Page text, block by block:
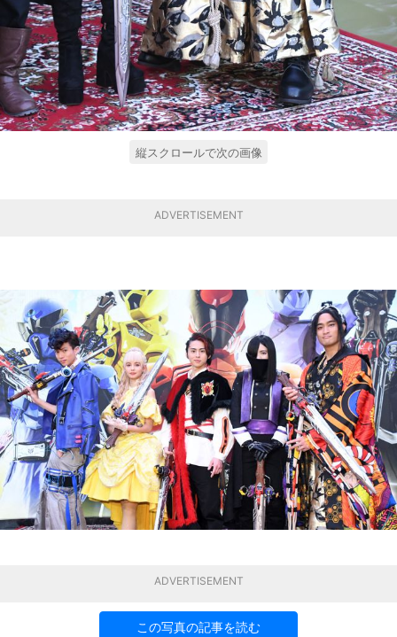
縦スクロールで次の画像
ADVERTISEMENT
ADVERTISEMENT
この写真の記事を読む